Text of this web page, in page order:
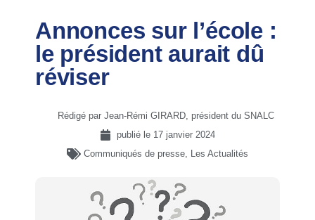
Annonces sur l’école :
le président aurait dû
réviser
Rédigé par Jean-Rémi GIRARD, président du SNALC
publié le 17 janvier 2024
Communiqués de presse, Les Actualités